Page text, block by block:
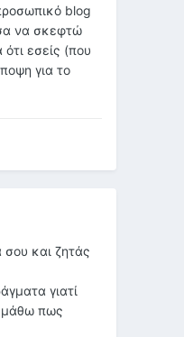
blog
να σκεφτώ
εσείς (που
για το
και ζητάς
γιατί
μάθω πως